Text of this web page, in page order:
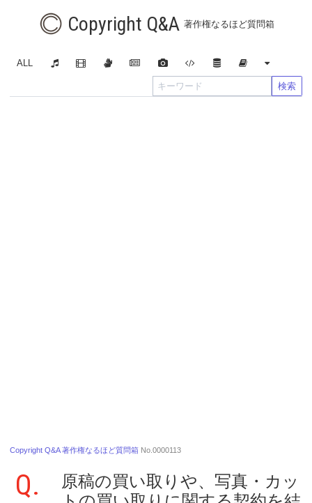
Copyright Q&A 著作権なるほど質問箱
ALL
Copyright Q&A 著作権なるほど質問箱 No.0000113
Q.
原稿の買い取りや、写真・カッ